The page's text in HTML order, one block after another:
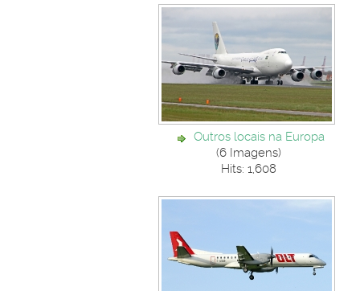
Outros locais na Europa
(6 Imagens)
Hits: 1,608